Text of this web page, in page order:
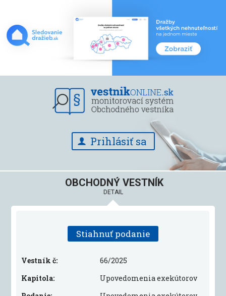
Prihlásiť sa
OBCHODNÝ VESTNÍK
DETAIL
Stiahnuť podanie
Vestník č:
66/2025
Kapitola:
Upovedomenia exekútorov